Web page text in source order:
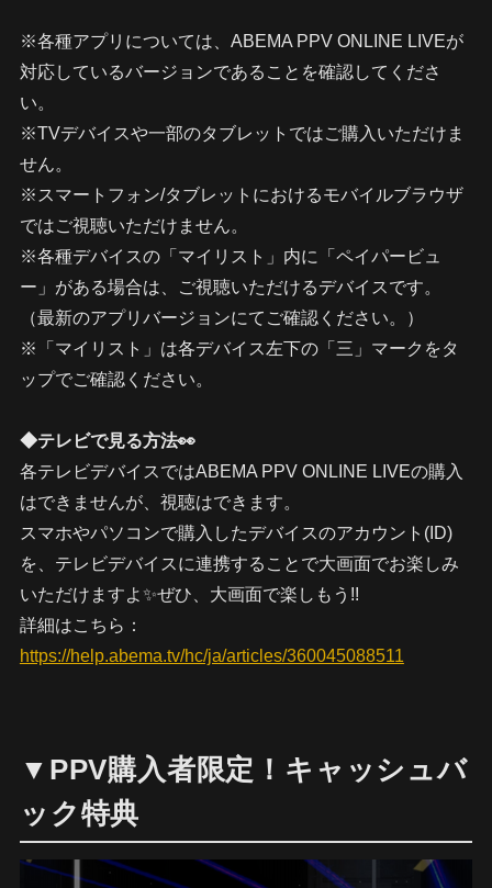
※各種アプリについては、ABEMA PPV ONLINE LIVEが
対応しているバージョンであることを確認してくださ
い。
※TVデバイスや一部のタブレットではご購入いただけま
せん。
※スマートフォン/タブレットにおけるモバイルブラウザ
ではご視聴いただけません。
※各種デバイスの「マイリスト」内に「ペイパービュ
ー」がある場合は、ご視聴いただけるデバイスです。
（最新のアプリバージョンにてご確認ください。）
※「マイリスト」は各デバイス左下の「三」マークをタ
ップでご確認ください。
◆テレビで見る方法👀
各テレビデバイスではABEMA PPV ONLINE LIVEの購入
はできませんが、視聴はできます。
スマホやパソコンで購入したデバイスのアカウント(ID)
を、テレビデバイスに連携することで大画面でお楽しみ
いただけますよ✨ぜひ、大画面で楽しもう!!
詳細はこちら：
https://help.abema.tv/hc/ja/articles/360045088511
▼PPV購入者限定！キャッシュバ
ック特典